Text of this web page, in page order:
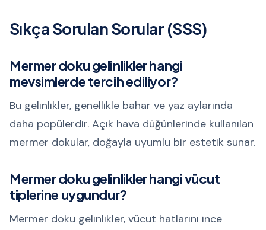
Sıkça Sorulan Sorular (SSS)
Mermer doku gelinlikler hangi
mevsimlerde tercih ediliyor?
Bu gelinlikler, genellikle bahar ve yaz aylarında
daha popülerdir. Açık hava düğünlerinde kullanılan
mermer dokular, doğayla uyumlu bir estetik sunar.
Mermer doku gelinlikler hangi vücut
tiplerine uygundur?
Mermer doku gelinlikler, vücut hatlarını ince